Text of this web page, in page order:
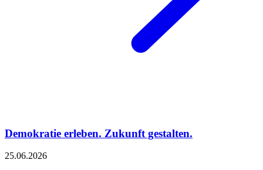
Demokratie erleben. Zukunft gestalten.
25.06.2026